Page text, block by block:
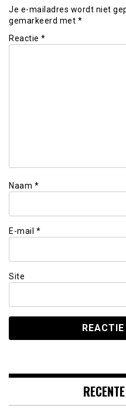
Je e-mailadres wordt niet
gemarkeerd met *
Reactie *
Naam *
E-mail *
Site